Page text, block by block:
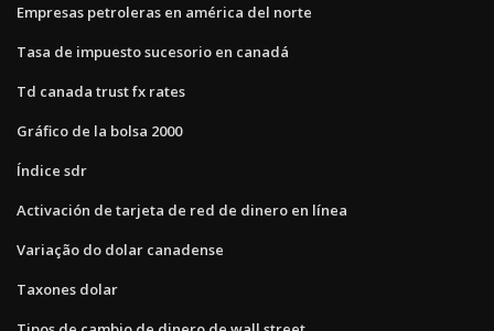
Empresas petroleras en américa del norte
Tasa de impuesto sucesorio en canadá
Td canada trust fx rates
Gráfico de la bolsa 2000
Índice sdr
Activación de tarjeta de red de dinero en línea
Variação do dolar canadense
Taxones dolar